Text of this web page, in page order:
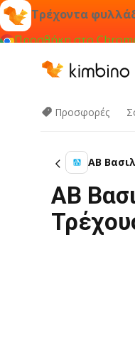
Τρέχοντα
Προσθήκη στο
Προσφορές
ΑΒ
ΑΒ